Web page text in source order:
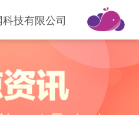
技有限公司